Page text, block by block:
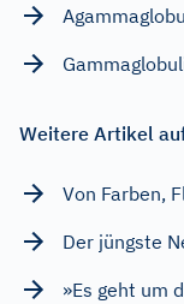
Weitere Artikel
Von Farben,
Der jüngste
»Es geht um